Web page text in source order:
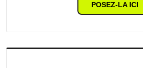
POSEZ-LA ICI